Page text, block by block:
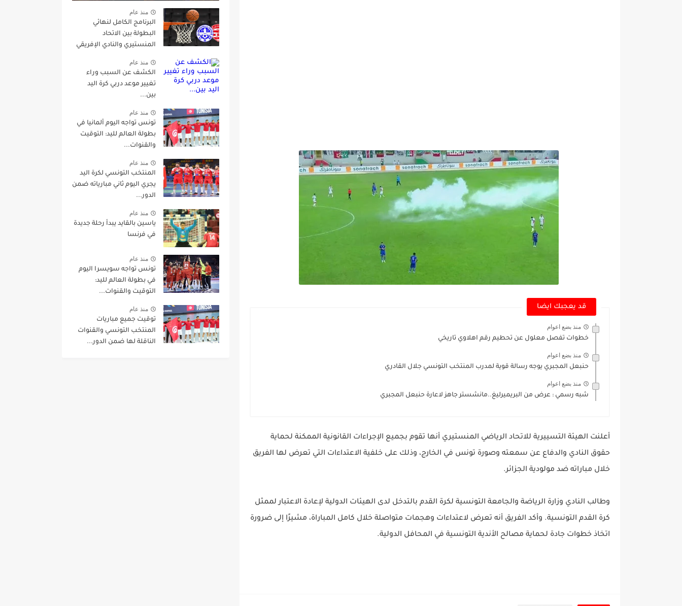
قد يعجبك ايضا
منذ بضع اعوام
خطوات تفصل معلول عن تحطيم رقم اهلاوي تاريخي
منذ بضع اعوام
حنبعل المجبري يوجه رسالة قوية لمدرب المنتخب التونسي جلال القادري
منذ بضع اعوام
شبه رسمي : عرض من البريميرليغ..مانشستر جاهز لاعارة حنبعل المجبري
أعلنت الهيئة التسييرية للاتحاد الرياضي المنستيري أنها تقوم بجميع الإجراءات القانونية الممكنة لحماية
حقوق النادي والدفاع عن سمعته وصورة تونس في الخارج، وذلك على خلفية الاعتداءات التي تعرض لها الفريق
خلال مباراته ضد مولودية الجزائر.
وطالب النادي وزارة الرياضة والجامعة التونسية لكرة القدم بالتدخل لدى الهيئات الدولية لإعادة الاعتبار لممثل
كرة القدم التونسية. وأكد الفريق أنه تعرض لاعتداءات وهجمات متواصلة خلال كامل المباراة، مشيرًا إلى ضرورة
اتخاذ خطوات جادة لحماية مصالح الأندية التونسية في المحافل الدولية.
منذ عام
البرنامج الكامل لنهائي
البطولة بين الاتحاد
المنستيري والنادي الإفريقي
منذ عام
الكشف عن السبب وراء
تغيير موعد دربي كرة اليد
بين...
منذ عام
تونس تواجه اليوم ألمانيا في
بطولة العالم لليد: التوقيت
والقنوات...
منذ عام
المنتخب التونسي لكرة اليد
يجري اليوم ثاني مبارياته ضمن
الدور...
منذ عام
ياسين بالقايد يبدأ رحلة جديدة
في فرنسا
منذ عام
تونس تواجه سويسرا اليوم
في بطولة العالم لليد:
التوقيت والقنوات...
منذ عام
توقيت جميع مباريات
المنتخب التونسي والقنوات
الناقلة لها ضمن الدور...